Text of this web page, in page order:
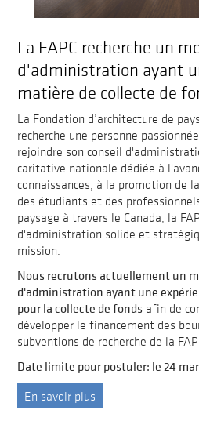
La FAPC recherche un
d'administration ayant
matière de collecte de
La Fondation d’architecture de
recherche une personne
rejoindre son conseil
caritative nationale dédiée à
connaissances, à la promotion de
des étudiants et des
paysage à travers le Canada, la
d'administration solide et
mission.
Nous recrutons actuellement un
d'administration ayant une
pour la collecte de fonds afin de
développer le financement des
subventions de recherche de la
Date limite pour postuler: le 24
En savoir plus